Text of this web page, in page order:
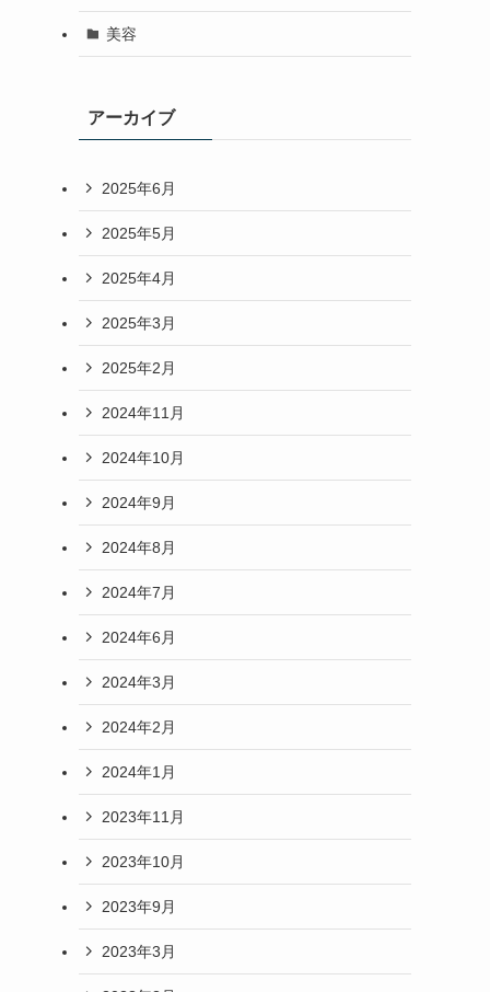
美容
アーカイブ
2025年6月
2025年5月
2025年4月
2025年3月
2025年2月
2024年11月
2024年10月
2024年9月
2024年8月
2024年7月
2024年6月
2024年3月
2024年2月
2024年1月
2023年11月
2023年10月
2023年9月
2023年3月